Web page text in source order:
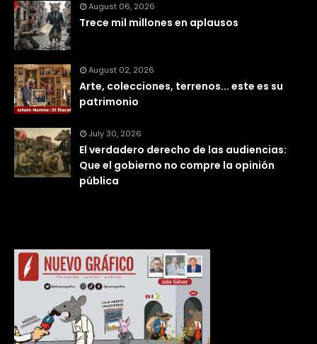
August 06, 2026
Trece mil millones en aplausos
August 02, 2026
Arte, colecciones, terrenos... este es su
patrimonio
July 30, 2026
El verdadero derecho de las audiencias:
Que el gobierno no compre la opinión
pública